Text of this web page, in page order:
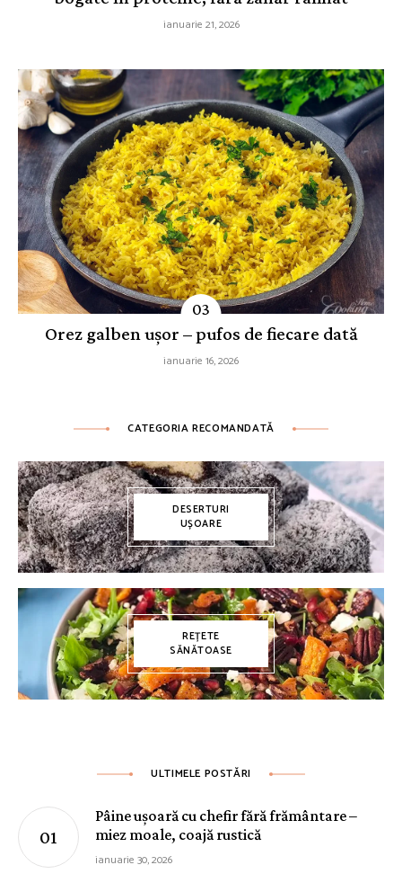
ianuarie 21, 2026
Orez galben ușor – pufos de fiecare dată
ianuarie 16, 2026
CATEGORIA RECOMANDATĂ
DESERTURI
UȘOARE
REȚETE
SĂNĂTOASE
ULTIMELE POSTĂRI
Pâine ușoară cu chefir fără frământare –
miez moale, coajă rustică
ianuarie 30, 2026